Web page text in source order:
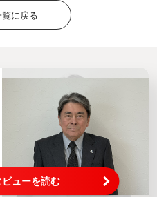
に戻る
ューを読む